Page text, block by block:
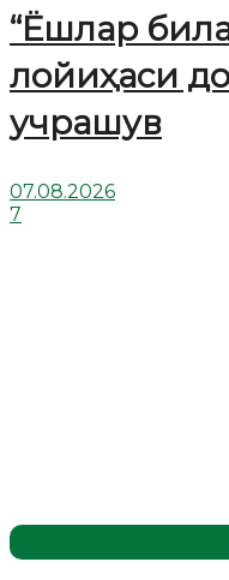
“Ёшлар
лойиҳаси
учрашув
07.08.2026
7